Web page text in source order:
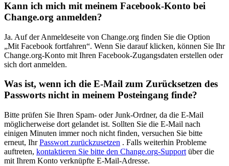
Kann ich mich mit meinem Facebook-Konto bei
Change.org anmelden?
Ja. Auf der Anmeldeseite von Change.org finden Sie die Option
„Mit Facebook fortfahren“. Wenn Sie darauf klicken, können Sie Ihr
Change.org-Konto mit Ihren Facebook-Zugangsdaten erstellen oder
sich dort anmelden.
Was ist, wenn ich die E-Mail zum Zurücksetzen des
Passworts nicht in meinem Posteingang finde?
Bitte prüfen Sie Ihren Spam- oder Junk-Ordner, da die E-Mail
möglicherweise dort gelandet ist. Sollten Sie die E-Mail nach
einigen Minuten immer noch nicht finden, versuchen Sie bitte
erneut, Ihr Passwort zurückzusetzen . Falls weiterhin Probleme
auftreten, kontaktieren Sie bitte den Change.org-Support über die
mit Ihrem Konto verknüpfte E-Mail-Adresse.